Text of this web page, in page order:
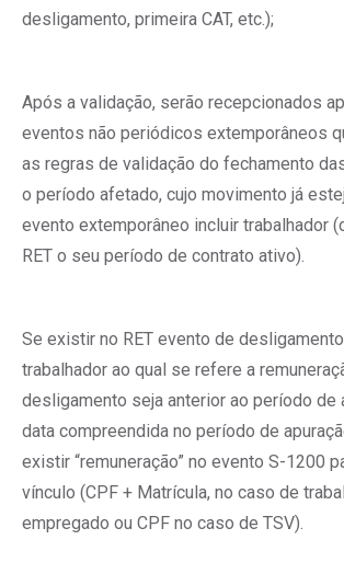
desligamento, primeira CAT, etc.);
Após a validação, serão recepcionados
eventos não periódicos extemporâneos
as regras de validação do fechamento
o período afetado, cujo movimento já
evento extemporâneo incluir trabalhador
RET o seu período de contrato ativo).
Se existir no RET evento de
trabalhador ao qual se refere a
desligamento seja anterior ao período de
data compreendida no período de
existir “remuneração” no evento S-1200
vínculo (CPF + Matrícula, no caso de
empregado ou CPF no caso de TSV).